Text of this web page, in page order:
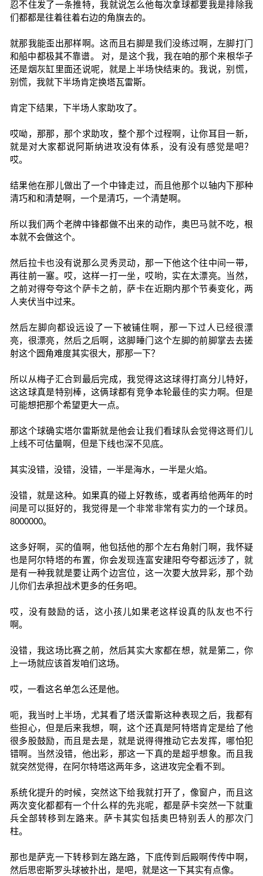
忍不住发了一条推特，我就说怎么他每次拿球都要我是排除我
们都都是往着往着右边的角旗去的。
就那我能歪出那样啊。这而且右脚是我们没练过啊，左脚打门
和船中都极其不靠谱。 对，是这个我，我在咱的那个来根华子
还是烟灰缸里面还说呢，就是上半场快结束的。我说，别慌，
别慌，我就下半场肯定换塔瓦雷斯。
肯定下结果，下半场人家助攻了。
哎呦，那那，那个求助攻，整个那个过程啊，让你耳目一新，
就是对大家都说阿斯纳进攻没有体系，没有没有感觉是吧？
哎。
结果他在那儿做出了一个中锋走过，而且他那个以轴内下那种
清巧和和清楚啊，一个是清巧，一个清楚啊。
所以我们两个老牌中锋都做不出来的动作，奥巴马就不吃，根
本就不会做这个。
然后拉卡也没有说那么灵秀灵动，那一下他这个往中间一带，
再往前一塞。哎，这样一打一坐，哎哟，实在太漂亮。当然，
之前对得夸夸这个萨卡之前，萨卡在近期内那个节奏变化，两
人夹伏当中过来。
然后左脚向都设远设了一下被铺住啊，那一下过人已经很漂
亮，很漂亮，然后之后啊，这脚睡门这个左脚的前脚掌去去搓
射这个圆角难度其实很大，那那一下？
所以从梅子汇合到最后完成，我觉得这这球得打高分儿特好，
这这球真是特别棒，这俩球都有竞争本轮最佳的实力啊。但是
可能想把那个希望更大一点。
那这个球确实塔尔雷斯就是他会让我们看球队会觉得这哥们儿
上线不可估量啊，但是下线也深不见底。
其实没错，没错，没错，一半是海水，一半是火焰。
没错，就是这种。如果真的碰上好教练，或者再给他两年的时
间是可以挺好的，我觉得是一个非常非常有实力的一个球员。
8000000。
这多好啊，买的值啊，他包括他的那个左右角射门啊，我怀疑
也是阿尔特塔的布置，你会发现连富安建阳夸夸都远涉了，就
是有一种我就是要让两个边宫位，这一次要大放异彩，那个劲
儿你们去承担战术更多的任务吧。
哎，没有鼓励的话，这小孩儿如果老这样设真的队友也不行
啊。
没错，我这场比赛之前，然后其实大家都在想，就是第二，你
上一场就应该首发咱们这场。
哎，一看这名单怎么还是他。
呃，我当时上半场，尤其看了塔沃雷斯这种表现之后，我都有
些担心，但是后来我想，啊，这个还真是阿特塔肯定是给了他
很多股鼓励，而且是去是，就是说得得推动它去发挥，哪怕犯
错啊。当然没错，他出彩，那这一下真的是超乎想象。而且我
就突然觉得，在阿尔特塔这两年多，这进攻完全看不到。
系统化提升的时候，突然这下给我就打开了，像窗户，而且这
两次变化都都有一个什么样的先兆呢，都是萨卡突然一下就重
兵全部转移到左路来。萨卡其实包括奥巴特别丢人的那次门
柱。
那也是萨克一下转移到左路左路，下底传到后殿啊传传中啊，
然后思密斯罗头球被扑出，是吧，就是这一下其实有点像。